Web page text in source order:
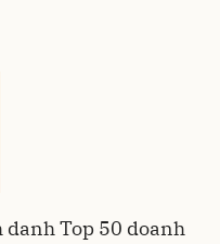
danh Top 50 doanh